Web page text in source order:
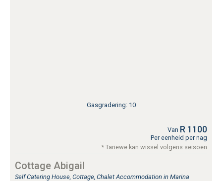
Gasgradering: 10
Van R 1100
Per eenheid per nag
* Tariewe kan wissel volgens seisoen
Cottage Abigail
Self Catering House, Cottage, Chalet Accommodation in Marina